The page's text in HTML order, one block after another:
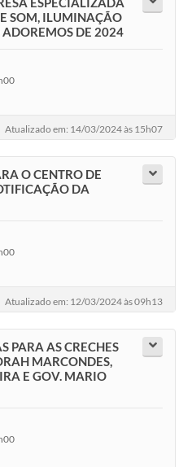
SOM, ILUMINAÇÃO
ADOREMOS DE 2024
Atualizado em: 14/03/2024 às 15h07
O CENTRO DE
DA
Atualizado em: 12/03/2024 às 09h13
PARA AS CRECHES
MARCONDES,
E GOV. MARIO